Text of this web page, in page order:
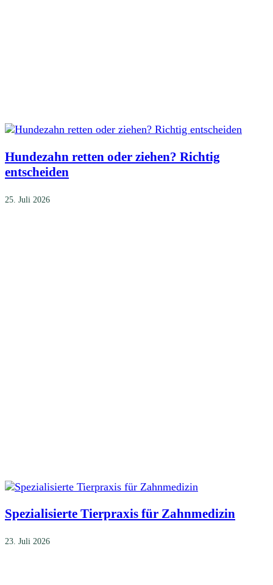
Hundezahn retten oder ziehen? Richtig
entscheiden
25. Juli 2026
Spezialisierte Tierpraxis für Zahnmedizin
23. Juli 2026